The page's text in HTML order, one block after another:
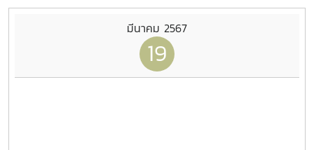
มีนาคม 2567
19